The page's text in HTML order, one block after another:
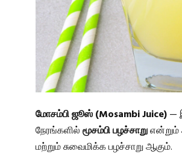
மோசம்பி ஜூஸ் (Mosambi Juice)—
நேரங்களில்மூசம்பி பழச்சாறுஎன்றும்
மற்றும் சுவைமிக்க பழச்சாறு ஆகும்.